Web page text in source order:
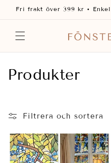
vidare
Fri frakt över 399 kr •
P
o
d
u
Produkter
Filtrera och sortera